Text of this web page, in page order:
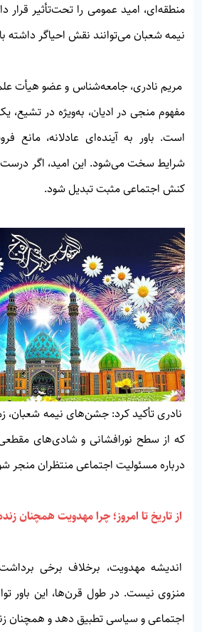
منطقه‌ای، امید عمومی را تحت‌تأثیر قرار
نیمه شعبان می‌توانند نقش احیاگر داشته
مریم نادری، جامعه‌شناس و عضو هیأت
مفهوم منجی در ادیان، به‌ویژه در تشیع،
است. باور به آینده‌ای عادلانه، مانع
شرایط سخت می‌شود. این امید، اگر درست
کنش اجتماعی مثبت تبدیل شود.
نادری تأکید کرد: جشن‌های نیمه شعبان،
که از سطح نورافشانی و شادی‌های مقطعی
درباره مسئولیت اجتماعی منتظران منجر
از تاریخ تا امروز؛ چرا مهدویت همچنان
اندیشه مهدویت، برخلاف برخی
منزوی نیست. در طول قرن‌ها، این باور
اجتماعی و سیاسی تطبیق دهد و همچنان